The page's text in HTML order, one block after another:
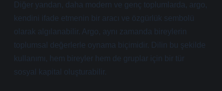
Diğer yandan, daha modern ve genç toplumlarda, argo,
kendini ifade etmenin bir aracı ve özgürlük sembolü
olarak algılanabilir. Argo, aynı zamanda bireylerin
toplumsal değerlerle oynama biçimidir. Dilin bu şekilde
kullanımı, hem bireyler hem de gruplar için bir tür
sosyal kapital oluşturabilir.